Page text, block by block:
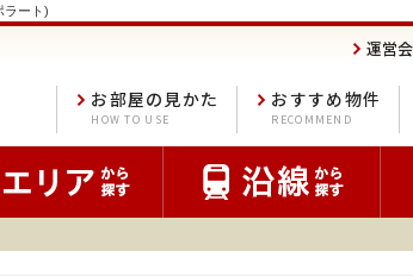
ラート)
運営
おすすめ物件
RECOMMEND
お部屋の見かた
HOW TO USE